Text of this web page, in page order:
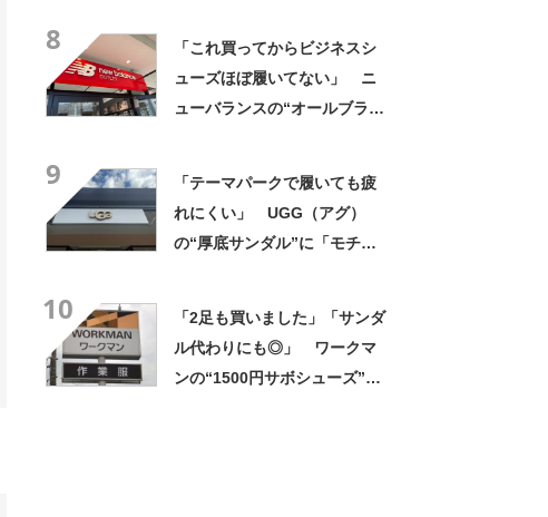
8
「これ買ってからビジネスシ
ューズほぼ履いてない」 ニ
ューバランスの“オールブラッ
9
「テーマパークで履いても疲
れにくい」 UGG（アグ）
の“厚底サンダル”に「モチモ
10
「2足も買いました」「サンダ
ル代わりにも◎」 ワークマ
ンの“1500円サボシューズ”が